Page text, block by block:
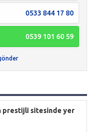
0533 844 17 80
0539 101 60 59
prestijli sitesinde yer